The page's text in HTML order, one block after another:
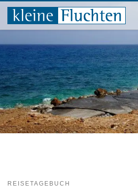
Zum Inhalt springen
REISETAGEBUCH